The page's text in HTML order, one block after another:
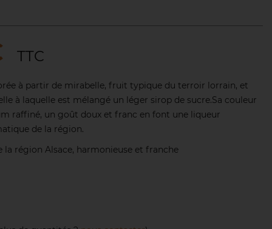
TTC
à partir de mirabelle, fruit typique du terroir lorrain, et
à laquelle est mélangé un léger sirop de sucre.Sa couleur
raffiné, un goût doux et franc en font une liqueur
de la région.
la région Alsace, harmonieuse et franche